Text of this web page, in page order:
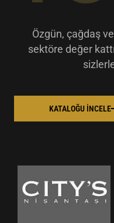
Özgün, çağdaş
sektöre değer
KATALOĞU İNCELE